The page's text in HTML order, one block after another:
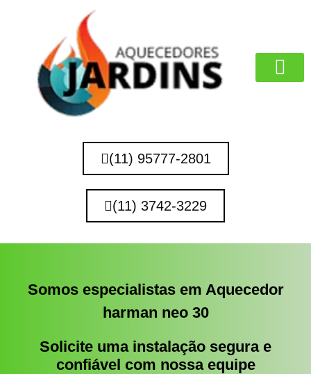
(11) 95777-2801
(11) 3742-3229
Somos especialistas em Aquecedor
harman neo 30
Solicite uma instalação segura e
confiável com nossa equipe